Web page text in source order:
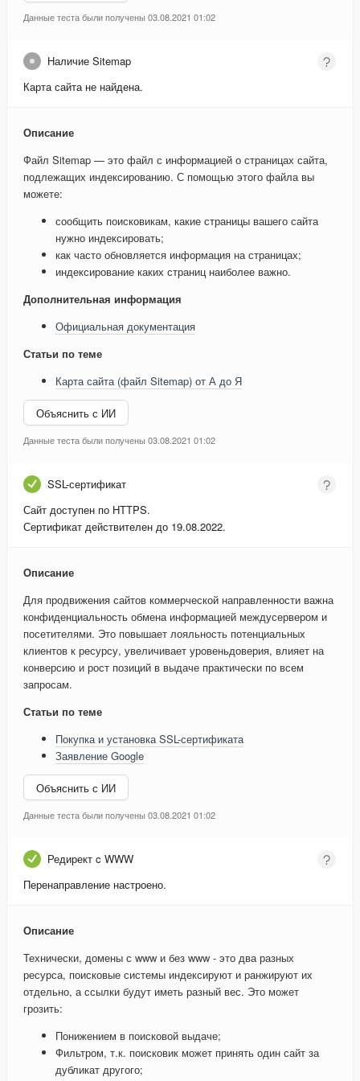
Данные теста были получены 03.08.2021 01:02
Наличие Sitemap
Карта сайта не найдена.
Описание
Файл Sitemap — это файл с информацией о страницах сайта,
подлежащих индексированию. С помощью этого файла вы
можете:
сообщить поисковикам, какие страницы вашего сайта
нужно индексировать;
как часто обновляется информация на страницах;
индексирование каких страниц наиболее важно.
Дополнительная информация
Официальная документация
Статьи по теме
Карта сайта (файл Sitemap) от А до Я
Объяснить с ИИ
Данные теста были получены 03.08.2021 01:02
SSL-сертификат
Сайт доступен по HTTPS.
Сертификат действителен до 19.08.2022.
Описание
Для продвижения сайтов коммерческой направленности важна
конфиденциальность обмена информацией междусервером и
посетителями. Это повышает лояльность потенциальных
клиентов к ресурсу, увеличивает уровеньдоверия, влияет на
конверсию и рост позиций в выдаче практически по всем
запросам.
Статьи по теме
Покупка и установка SSL-сертификата
Заявление Google
Объяснить с ИИ
Данные теста были получены 03.08.2021 01:02
Редирект c WWW
Перенаправление настроено.
Описание
Технически, домены с www и без www - это два разных
ресурса, поисковые системы индексируют и ранжируют их
отдельно, а ссылки будут иметь разный вес. Это может
грозить:
Понижением в поисковой выдаче;
Фильтром, т.к. поисковик может принять один сайт за
дубликат другого;